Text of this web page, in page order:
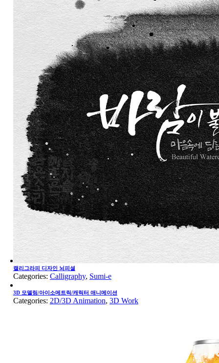
캘리그라피 디자인 뇌피셜
Categories: Calligraphy, Sumi-e
3D 모델링/아이소메트릭/캐릭터 애니메이션
Categories: 2D/3D Animation, 3D Work